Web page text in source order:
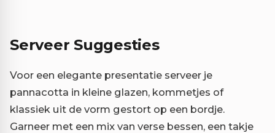
Serveer Suggesties
Voor een elegante presentatie serveer je
pannacotta in kleine glazen, kommetjes of
klassiek uit de vorm gestort op een bordje.
Garneer met een mix van verse bessen, een takje